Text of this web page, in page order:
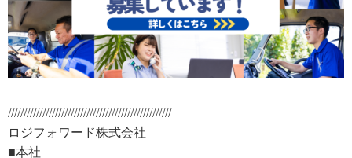
////////////////////////////////////////////////////
ロジフォワード株式会社
■本社